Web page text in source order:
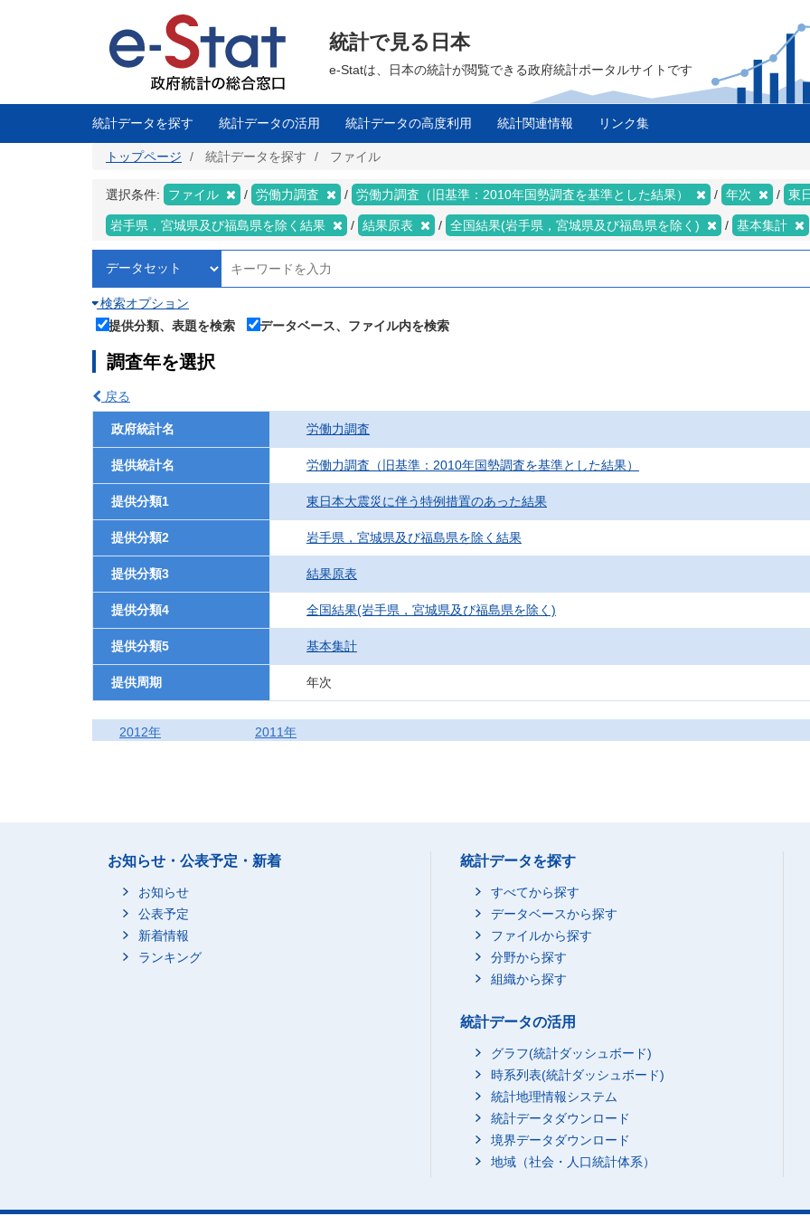
に
統計で見る日本
e-Statは、日本の統計が閲覧できる政府統計ポータルサイトです
統計データを探す 統計データの活用 統計データの高度利用 統計関連情報 リンク集
トップページ 統計データを探す ファイル
選択条件: ファイル 労働力調査 労働力調査（旧基準：2010年国勢調査を基準とした結果） 年次 東
岩手県，宮城県及び福島県を除く結果 結果原表 全国結果(岩手県，宮城県及び福島県を除く) 基本集計
検索オプション
提供分類、表題を検索
データベース、ファイル内を検索
調査年を選択
戻る
政府統計名 労働力調査
提供統計名 労働力調査（旧基準：2010年国勢調査を基準とした結果）
提供分類1 東日本大震災に伴う特例措置のあった結果
提供分類2 岩手県，宮城県及び福島県を除く結果
提供分類3 結果原表
提供分類4 全国結果(岩手県，宮城県及び福島県を除く)
提供分類5 基本集計
提供周期 年次
2012年 2011年
お知らせ・公表予定・新着
お知らせ
公表予定
新着情報
ランキング
統計データを探す
すべてから探す
データベースから探す
ファイルから探す
分野から探す
組織から探す
統計データの活用
グラフ(統計ダッシュボード)
時系列表(統計ダッシュボード)
統計地理情報システム
統計データダウンロード
境界データダウンロード
地域（社会・人口統計体系）